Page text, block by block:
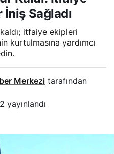
Sağladı
itfaiye ekipleri
kurtulmasına yardımcı
Merkezi tarafından
yayınlandı